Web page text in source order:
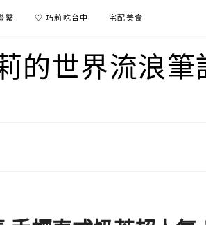
繫 ♡ 巧莉吃台中 宅配美食
的世界流浪筆